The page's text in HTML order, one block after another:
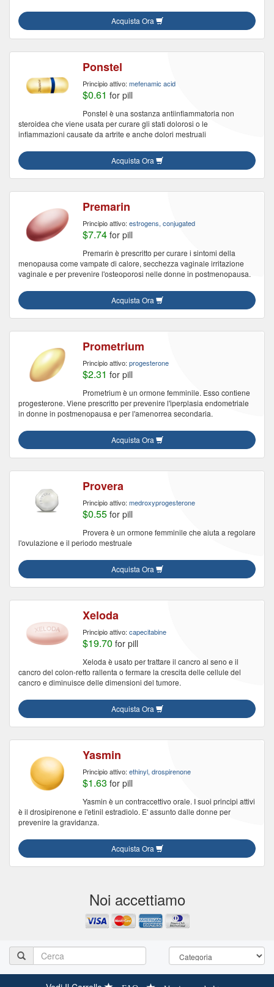
Acquista Ora
Ponstel
Principio attivo: mefenamic acid
$0.61 for pill
Ponstel è una sostanza antiinfiammatoria non
steroidea che viene usata per curare gli stati dolorosi o le
infiammazioni causate da artrite e anche dolori mestruali
Acquista Ora
Premarin
Principio attivo: estrogens, conjugated
$7.74 for pill
Premarin è prescritto per curare i sintomi della
menopausa come vampate di calore, secchezza vaginale irritazione
vaginale e per prevenire l'osteoporosi nelle donne in postmenopausa.
Acquista Ora
Prometrium
Principio attivo: progesterone
$2.31 for pill
Prometrium è un ormone femminile. Esso contiene
progesterone. Viene prescritto per prevenire l'iperplasia endometriale
in donne in postmenopausa e per l'amenorrea secondaria.
Acquista Ora
Provera
Principio attivo: medroxyprogesterone
$0.55 for pill
Provera è un ormone femminile che aiuta a regolare
l'ovulazione e il periodo mestruale
Acquista Ora
Xeloda
Principio attivo: capecitabine
$19.70 for pill
Xeloda è usato per trattare il cancro al seno e il
cancro del colon-retto rallenta o fermare la crescita delle cellule del
cancro e diminuisce delle dimensioni del tumore.
Acquista Ora
Yasmin
Principio attivo: ethinyl, drospirenone
$1.63 for pill
Yasmin è un contraccettivo orale. I suoi principi attivi
è il drosipirenone e l'etinil estradiolo. E' assunto dalle donne per
prevenire la gravidanza.
Acquista Ora
Noi accettiamo